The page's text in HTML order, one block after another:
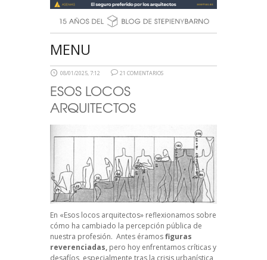
MENU
08/01/2025, 7:12 21 COMENTARIOS
ESOS LOCOS
ARQUITECTOS
En «Esos locos arquitectos» reflexionamos sobre
cómo ha cambiado la percepción pública de
nuestra profesión. Antes éramosfiguras
reverenciadas, pero hoy enfrentamos críticas y
desafíos, especialmente tras la crisis urbanística